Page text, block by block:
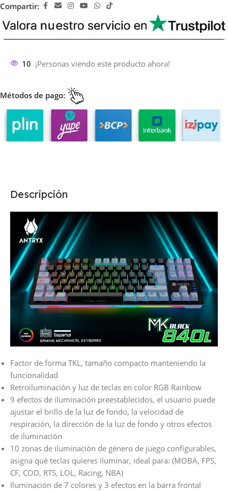
Compartir:
10 ¡Personas viendo este producto ahora!
Métodos de pago:
Descripción
Factor de forma TKL, tamaño compacto manteniendo la
funcionalidad
Retroiluminación y luz de teclas en color RGB Rainbow
9 efectos de iluminación preestablecidos, el usuario puede
ajustar el brillo de la luz de fondo, la velocidad de
respiración, la dirección de la luz de fondo y otros efectos
de iluminación
10 zonas de iluminación de género de juego configurables,
asigna qué teclas quieres iluminar, ideal para: (MOBA, FPS,
CF, COD, RTS, LOL, Racing, NBA)
Iluminación de 7 colores y 3 efectos en la barra frontal